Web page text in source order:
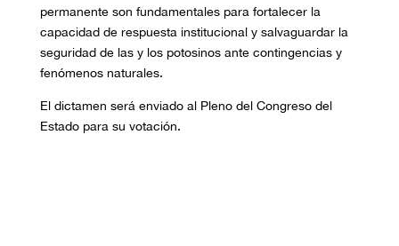
permanente son fundamentales para fortalecer la
capacidad de respuesta institucional y salvaguardar la
seguridad de las y los potosinos ante contingencias y
fenómenos naturales.
El dictamen será enviado al Pleno del Congreso del
Estado para su votación.